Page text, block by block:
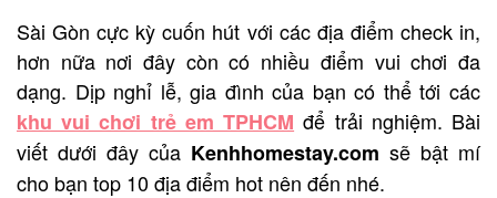
Sài Gòn cực kỳ cuốn hút với các địa điểm check in,
hơn nữa nơi đây còn có nhiều điểm vui chơi đa
dạng. Dịp nghỉ lễ, gia đình của bạn có thể tới các
khu vui chơi trẻ em TPHCM để trải nghiệm. Bài
viết dưới đây của Kenhhomestay.com sẽ bật mí
cho bạn top 10 địa điểm hot nên đến nhé.